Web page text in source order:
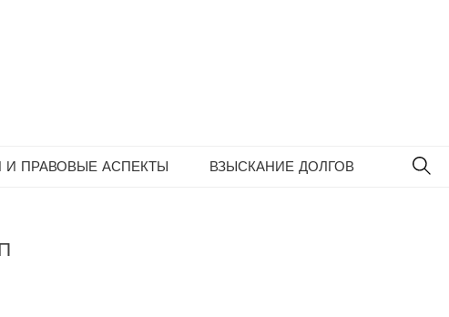
И ПРАВОВЫЕ АСПЕКТЫ ВЗЫСКАНИЕ ДОЛГОВ